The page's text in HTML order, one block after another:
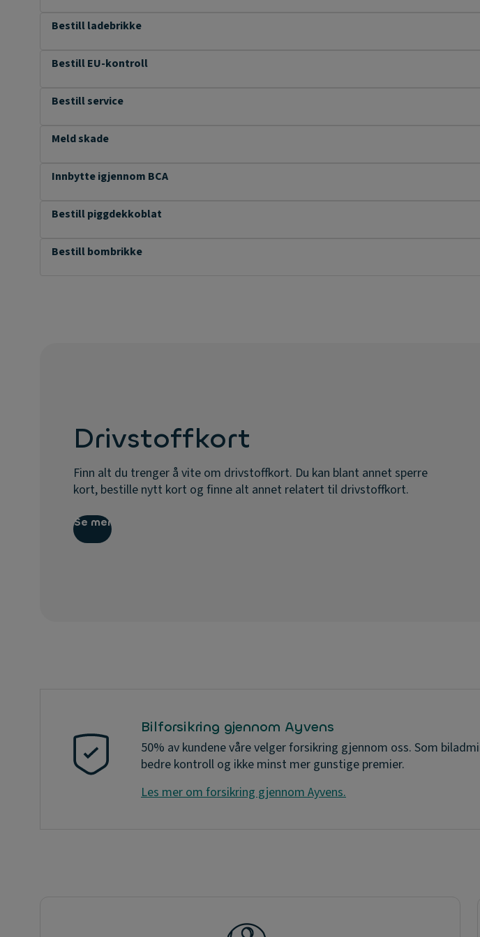
Bestill ladebrikke
Bestill EU-kontroll
Bestill service
Meld skade
Innbytte igjennom BCA
Bestill piggdekkoblat
Bestill bombrikke
Drivstoffkort
Finn alt du trenger å vite om drivstoffkort. Du kan blant annet sperre
kort, bestille nytt kort og finne alt annet relatert til drivstoffkort.
Se mer
Bilforsikring gjennom Ayvens
50% av kundene våre velger forsikring gjennom oss. Som
bedre kontroll og ikke minst mer gunstige premier.
Les mer om forsikring gjennom Ayvens.